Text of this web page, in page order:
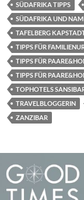
SÜDAFRIKA TIPPS
SÜDAFRIKA UND
TAFELBERG
TIPPS FÜR
TIPPS FÜR
TIPPS FÜR
TOPHOTELS
TRAVELBLOGGERIN
ZANZIBAR